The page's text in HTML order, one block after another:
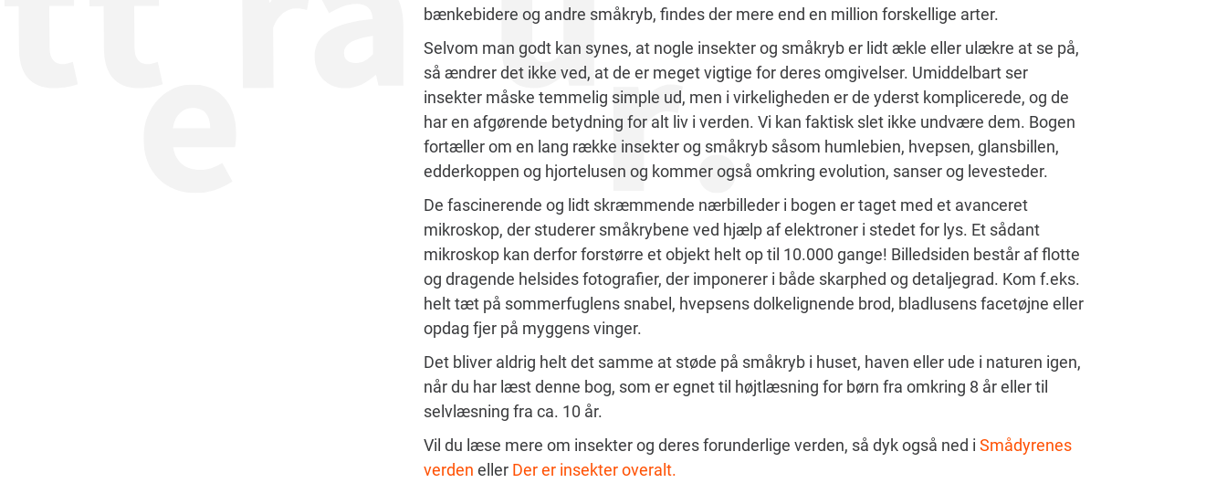
bænkebidere og andre småkryb, findes der mere end en million forskellige arter.
Selvom man godt kan synes, at nogle insekter og småkryb er lidt ækle eller ulækre at se på,
så ændrer det ikke ved, at de er meget vigtige for deres omgivelser. Umiddelbart ser
insekter måske temmelig simple ud, men i virkeligheden er de yderst komplicerede, og de
har en afgørende betydning for alt liv i verden. Vi kan faktisk slet ikke undvære dem. Bogen
fortæller om en lang række insekter og småkryb såsom humlebien, hvepsen, glansbillen,
edderkoppen og hjortelusen og kommer også omkring evolution, sanser og levesteder.
De fascinerende og lidt skræmmende nærbilleder i bogen er taget med et avanceret
mikroskop, der studerer småkrybene ved hjælp af elektroner i stedet for lys. Et sådant
mikroskop kan derfor forstørre et objekt helt op til 10.000 gange! Billedsiden består af flotte
og dragende helsides fotografier, der imponerer i både skarphed og detaljegrad. Kom f.eks.
helt tæt på sommerfuglens snabel, hvepsens dolkelignende brod, bladlusens facetøjne eller
opdag fjer på myggens vinger.
Det bliver aldrig helt det samme at støde på småkryb i huset, haven eller ude i naturen igen,
når du har læst denne bog, som er egnet til højtlæsning for børn fra omkring 8 år eller til
selvlæsning fra ca. 10 år.
Vil du læse mere om insekter og deres forunderlige verden, så dyk også ned i Smådyrenes
verden eller Der er insekter overalt.